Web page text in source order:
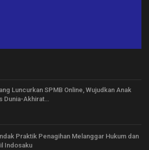
Luncurkan SPMB Online, Wujudkan Anak
Dunia-Akhirat…
Praktik Penagihan Melanggar Hukum dan
Indosaku